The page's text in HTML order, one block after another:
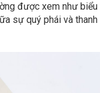
được xem như
sự quý phái và thanh